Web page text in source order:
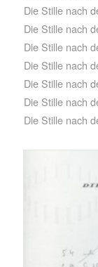
Die Stille nach
Die Stille nach
Die Stille nach
Die Stille nach
Die Stille nach
Die Stille nach
Die Stille nach